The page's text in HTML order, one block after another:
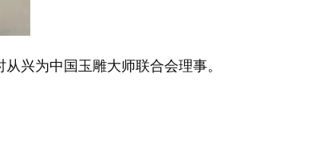
兴为中国玉雕大师联合会理事。